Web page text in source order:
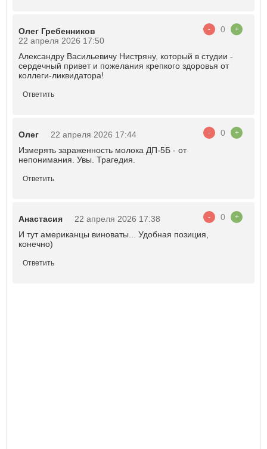
Олег Гребенников
22 апреля 2026 17:50
- 0 +
Александру Васильевичу Нистряну, который в студии -
сердечный привет и пожелания крепкого здоровья от
коллеги-ликвидатора!
Ответить
Олег 22 апреля 2026 17:44 - 0 +
Измерять зараженность молока ДП-5Б - от
непонимания. Увы. Трагедия.
Ответить
Анастасия 22 апреля 2026 17:38 - 0 +
И тут американцы виноваты... Удобная позиция,
конечно)
Ответить